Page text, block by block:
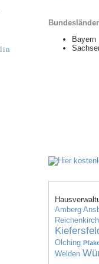
Bundesländer
Bayern
Amberg
Olching
Welden